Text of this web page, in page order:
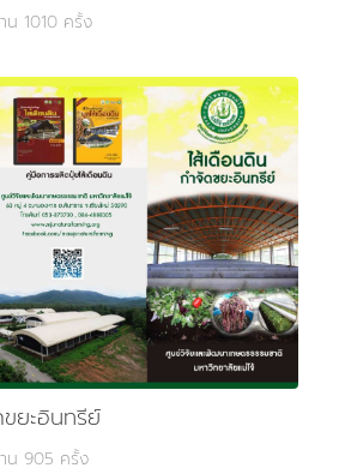
1010 ครั้ง
ยะอินทรีย์
น 905 ครั้ง